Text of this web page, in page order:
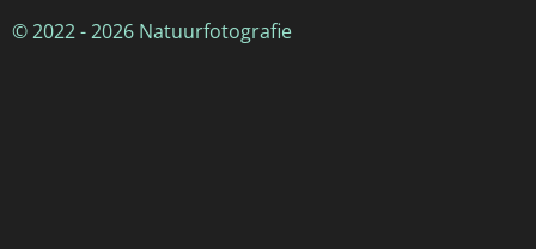
© 2022 - 2026 Natuurfotografie